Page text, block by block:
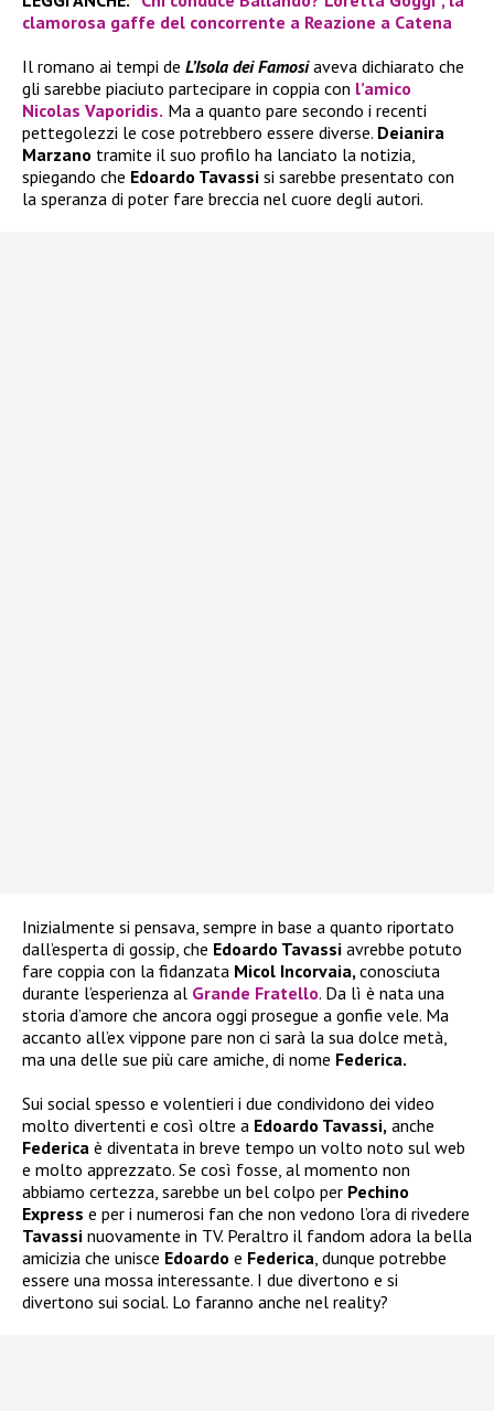
clamorosa gaffe del concorrente a Reazione a Catena
Il romano ai tempi de L’Isola dei Famosiaveva dichiarato che
gli sarebbe piaciuto partecipare in coppia con l’amico
Nicolas Vaporidis. Ma a quanto pare secondo i recenti
pettegolezzi le cose potrebbero essere diverse. Deianira
Marzano tramite il suo profilo ha lanciato la notizia,
spiegando che Edoardo Tavassi si sarebbe presentato con
la speranza di poter fare breccia nel cuore degli autori.
Inizialmente si pensava, sempre in base a quanto riportato
dall’esperta di gossip, che Edoardo Tavassi avrebbe potuto
fare coppia con la fidanzata Micol Incorvaia, conosciuta
durante l’esperienza al Grande Fratello. Da lì è nata una
storia d’amore che ancora oggi prosegue a gonfie vele. Ma
accanto all’ex vippone pare non ci sarà la sua dolce metà,
ma una delle sue più care amiche, di nome Federica.
Sui social spesso e volentieri i due condividono dei video
molto divertenti e così oltre a Edoardo Tavassi, anche
Federica è diventata in breve tempo un volto noto sul web
e molto apprezzato. Se così fosse, al momento non
abbiamo certezza, sarebbe un bel colpo per Pechino
Express e per i numerosi fan che non vedono l’ora di rivedere
Tavassi nuovamente in TV. Peraltro il fandom adora la bella
amicizia che unisce Edoardo e Federica , dunque potrebbe
essere una mossa interessante. I due divertono e si
divertono sui social. Lo faranno anche nel reality?